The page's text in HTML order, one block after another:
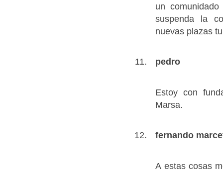
un
suspenda la
nuevas plazas
pedro
Estoy con
Marsa.
fernando
A estas cosas